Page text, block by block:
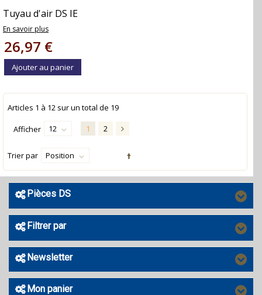
Tuyau d'air DS IE
En savoir plus
26,97 €
Ajouter au panier
Articles 1 à 12 sur un total de 19
1
2
Afficher 12
Trier par Position
Pièces DS
Filtrer par
Newsletter
Mon panier